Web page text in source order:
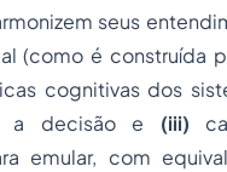
seus
(como é construída
cognitivas dos
a decisão e (iii)
emular, com